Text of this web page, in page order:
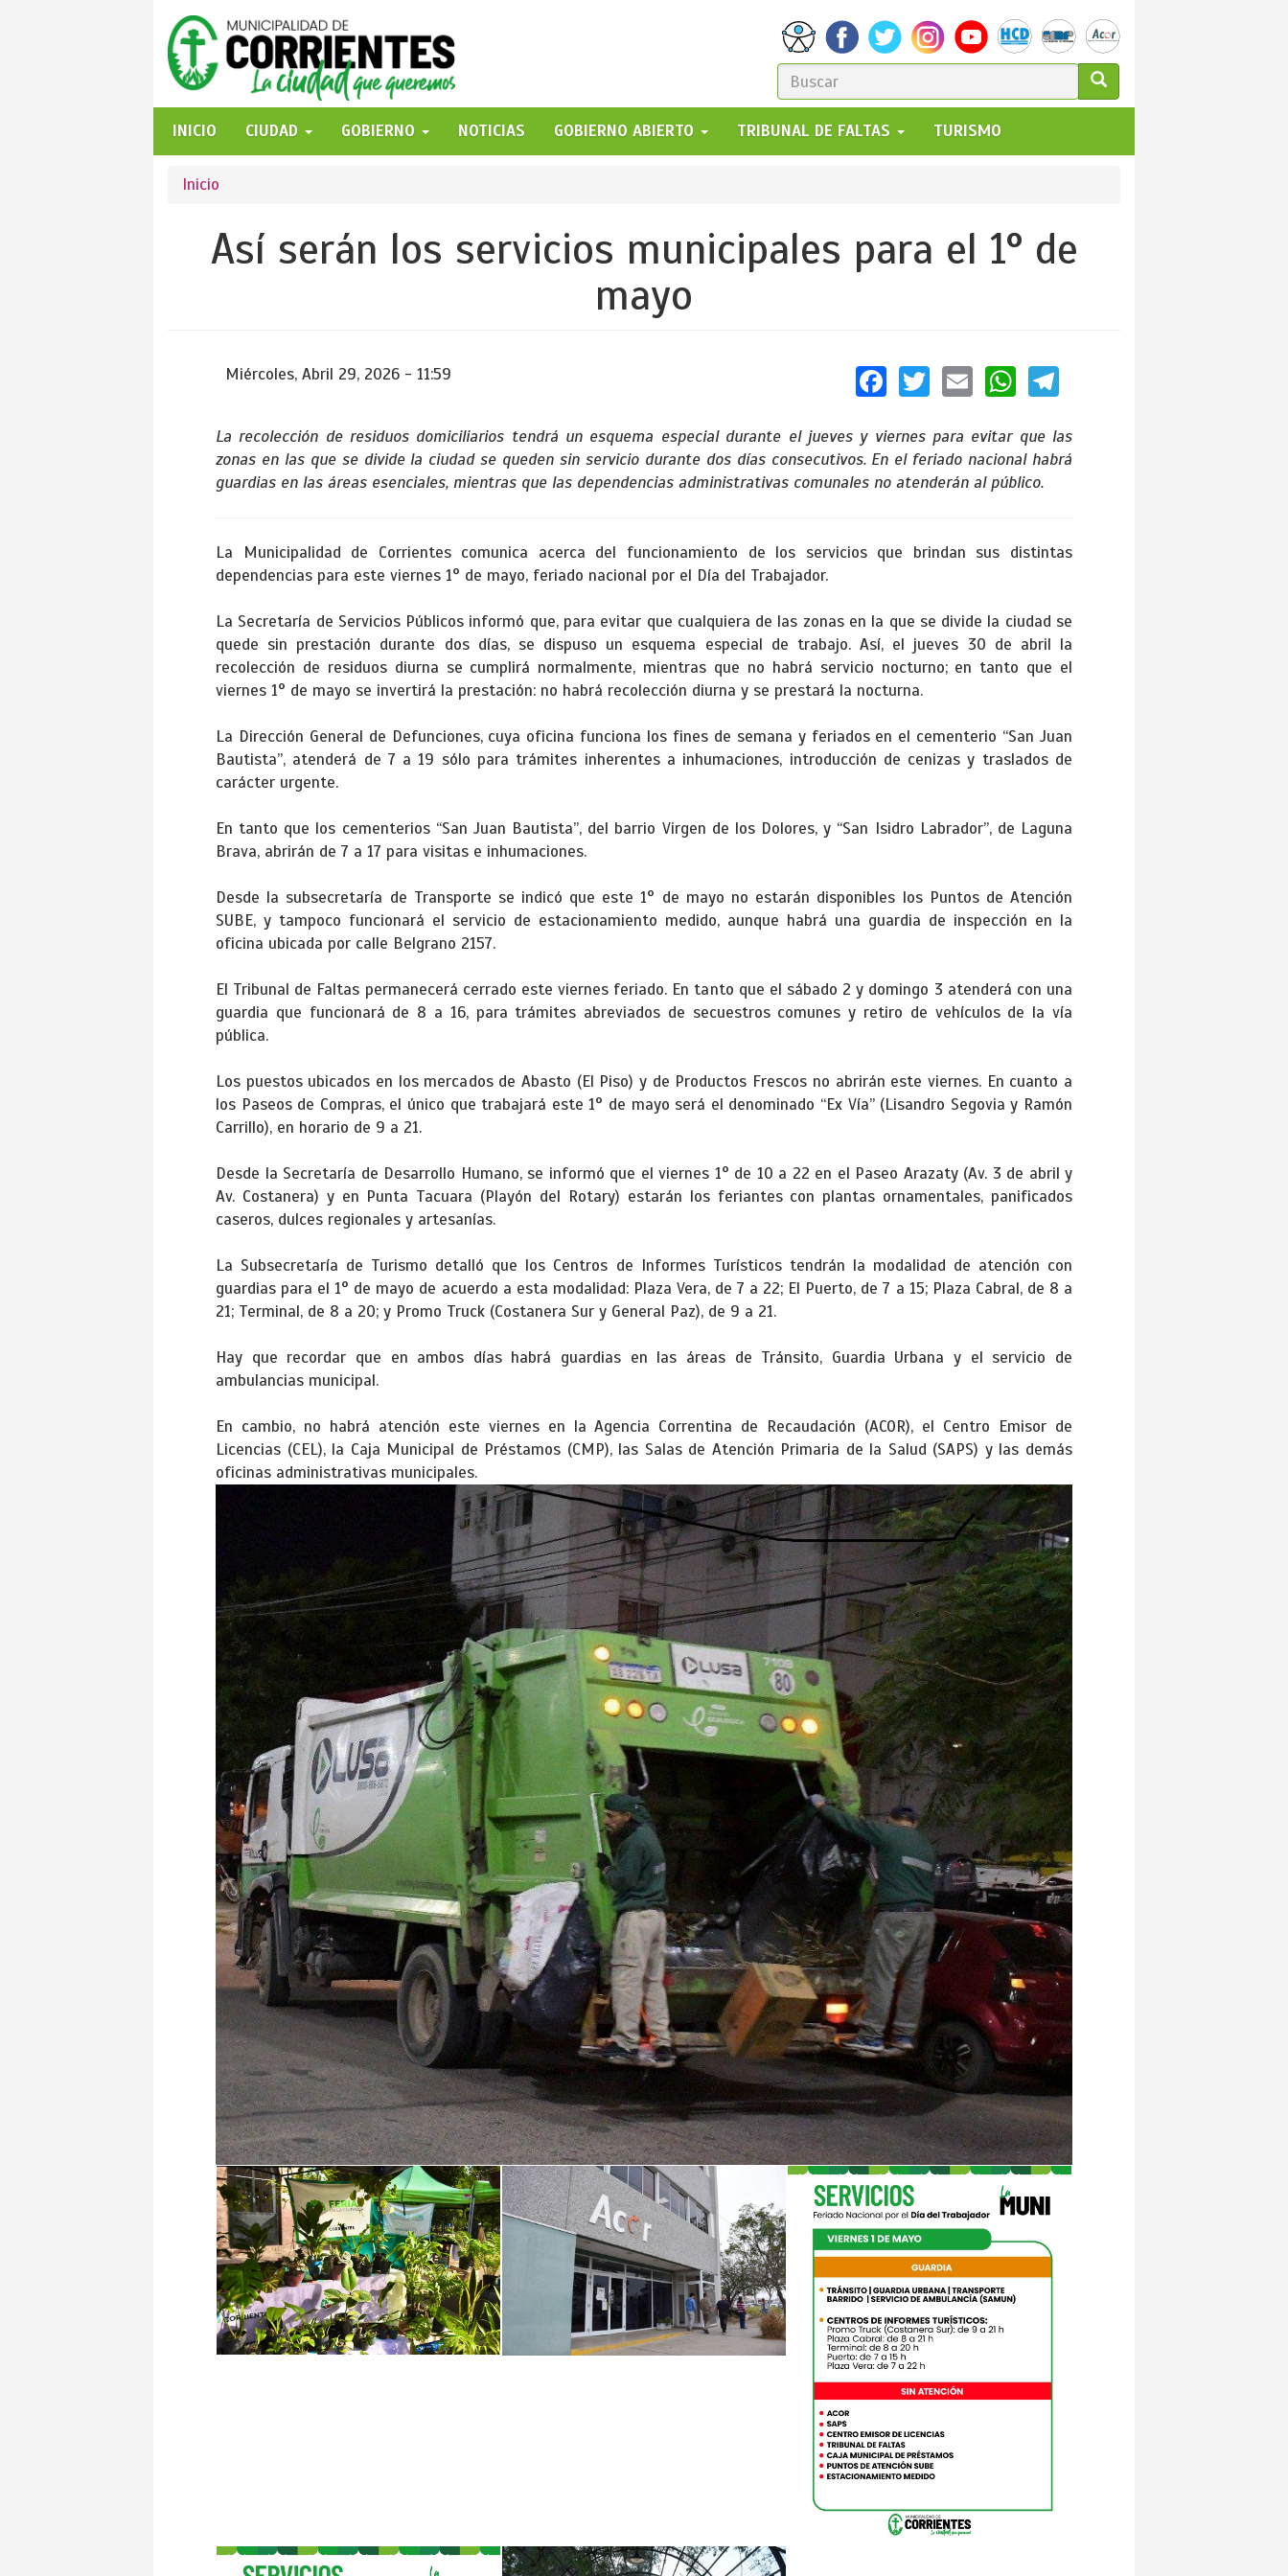
FORMULARIO
DE
BÚSQUEDA
GO!
INICIO
CIUDAD GOBIERNO NOTICIAS GOBIERNO ABIERTO TRIBUNAL DE FALTAS TURISMO
Se
encuentra
usted
Inicio
Así serán los servicios municipales para el 1° de
mayo
Miércoles, Abril 29, 2026 - 11:59 Facebook
Twitter
EmailWhatsApp
Telegram
La recolección de residuos domiciliarios tendrá un esquema especial durante el jueves y viernes para evitar que las
zonas en las que se divide la ciudad se queden sin servicio durante dos días consecutivos. En el feriado nacional habrá
guardias en las áreas esenciales, mientras que las dependencias administrativas comunales no atenderán al público.
La Municipalidad de Corrientes comunica acerca del funcionamiento de los servicios que brindan sus distintas
dependencias para este viernes 1° de mayo, feriado nacional por el Día del Trabajador.
La Secretaría de Servicios Públicos informó que, para evitar que cualquiera de las zonas en la que se divide la ciudad se
quede sin prestación durante dos días, se dispuso un esquema especial de trabajo. Así, el jueves 30 de abril la
recolección de residuos diurna se cumplirá normalmente, mientras que no habrá servicio nocturno; en tanto que el
viernes 1° de mayo se invertirá la prestación: no habrá recolección diurna y se prestará la nocturna.
La Dirección General de Defunciones, cuya oficina funciona los fines de semana y feriados en el cementerio “San Juan
Bautista”, atenderá de 7 a 19 sólo para trámites inherentes a inhumaciones, introducción de cenizas y traslados de
carácter urgente.
En tanto que los cementerios “San Juan Bautista”, del barrio Virgen de los Dolores, y “San Isidro Labrador”, de Laguna
Brava, abrirán de 7 a 17 para visitas e inhumaciones.
Desde la subsecretaría de Transporte se indicó que este 1° de mayo no estarán disponibles los Puntos de Atención
SUBE, y tampoco funcionará el servicio de estacionamiento medido, aunque habrá una guardia de inspección en la
oficina ubicada por calle Belgrano 2157.
El Tribunal de Faltas permanecerá cerrado este viernes feriado. En tanto que el sábado 2 y domingo 3 atenderá con una
guardia que funcionará de 8 a 16, para trámites abreviados de secuestros comunes y retiro de vehículos de la vía
pública.
Los puestos ubicados en los mercados de Abasto (El Piso) y de Productos Frescos no abrirán este viernes. En cuanto a
los Paseos de Compras, el único que trabajará este 1° de mayo será el denominado “Ex Vía” (Lisandro Segovia y Ramón
Carrillo), en horario de 9 a 21.
Desde la Secretaría de Desarrollo Humano, se informó que el viernes 1° de 10 a 22 en el Paseo Arazaty (Av. 3 de abril y
Av. Costanera) y en Punta Tacuara (Playón del Rotary) estarán los feriantes con plantas ornamentales, panificados
caseros, dulces regionales y artesanías.
La Subsecretaría de Turismo detalló que los Centros de Informes Turísticos tendrán la modalidad de atención con
guardias para el 1° de mayo de acuerdo a esta modalidad: Plaza Vera, de 7 a 22; El Puerto, de 7 a 15; Plaza Cabral, de 8 a
21; Terminal, de 8 a 20; y Promo Truck (Costanera Sur y General Paz), de 9 a 21.
Hay que recordar que en ambos días habrá guardias en las áreas de Tránsito, Guardia Urbana y el servicio de
ambulancias municipal.
En cambio, no habrá atención este viernes en la Agencia Correntina de Recaudación (ACOR), el Centro Emisor de
Licencias (CEL), la Caja Municipal de Préstamos (CMP), las Salas de Atención Primaria de la Salud (SAPS) y las demás
oficinas administrativas municipales.